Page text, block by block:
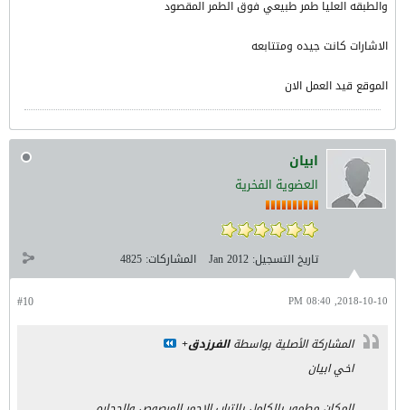
والطبقه العليا طمر طبيعي فوق الطمر المقصود
الاشارات كانت جيده ومتتابعه
الموقع قيد العمل الان
ابيان
العضوية الفخرية
تاريخ التسجيل: Jan 2012 المشاركات: 4825
#10 2018-10-10, 08:40 PM
المشاركة الأصلية بواسطةالفرزدق+
اخي ابيان